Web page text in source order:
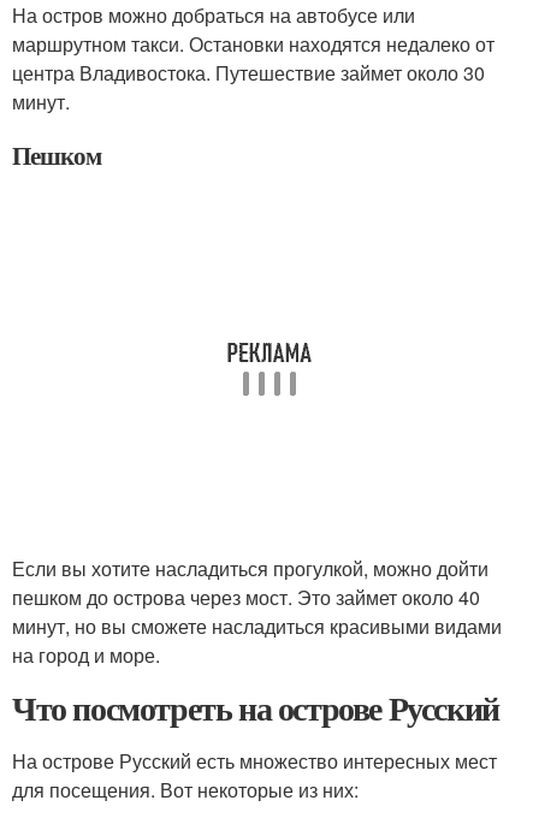
На остров можно добраться на автобусе или
маршрутном такси. Остановки находятся недалеко от
центра Владивостока. Путешествие займет около 30
минут.
Пешком
Если вы хотите насладиться прогулкой, можно дойти
пешком до острова через мост. Это займет около 40
минут, но вы сможете насладиться красивыми видами
на город и море.
Что посмотреть на острове Русский
На острове Русский есть множество интересных мест
для посещения. Вот некоторые из них: